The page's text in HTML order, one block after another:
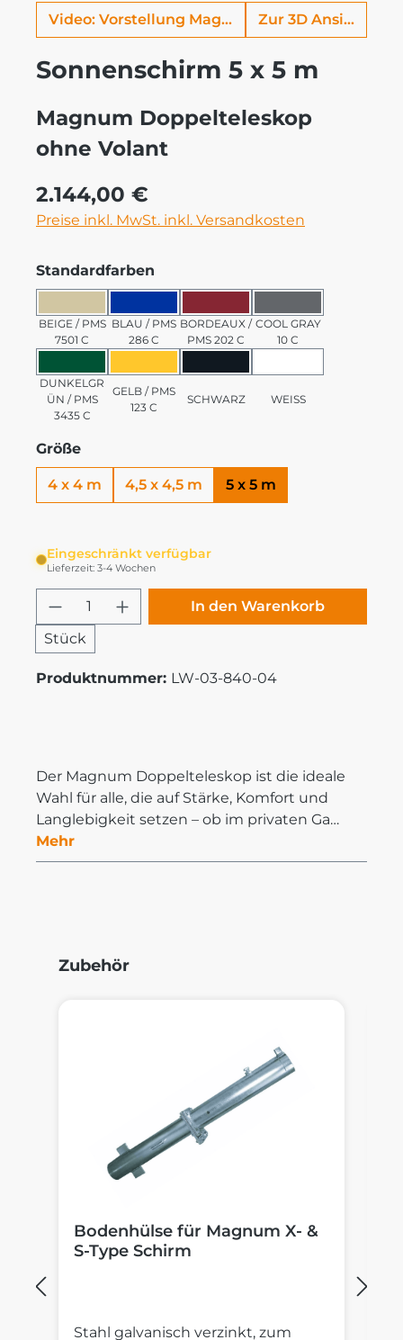
Video: Vorstellung Magnum Zur 3D Ansicht
Sonnenschirm 5 x 5 m
Magnum Doppelteleskop
ohne Volant
Regulärer Preis:
2.144,00 €
Preise inkl. MwSt. inkl. Versandkosten
Standardfarben
BEIGE / PMS 7501 C
BEIGE / PMS
7501 C
BLAU / PMS 286 C
BLAU / PMS
286 C
BORDEAUX / PMS 202 C
BORDEAUX /
PMS 202 C
COOL GRAY 10 C
COOL GRAY
10 C
DUNKELGRÜN / PMS 3435 C
DUNKELGR
ÜN / PMS
3435 C
GELB / PMS 123 C
GELB / PMS
123 C
SCHWARZ
SCHWARZ
WEISS
WEISS
Größe
4 x 4 m 4,5 x 4,5 m 5 x 5 m
Eingeschränkt verfügbar
Lieferzeit: 3-4 Wochen
Produkt Anzahl: Gib den
Stück
In den Warenkorb
Produktnummer: LW-03-840-04
Der Magnum Doppelteleskop ist die ideale
Wahl für alle, die auf Stärke, Komfort und
Langlebigkeit setzen – ob im privaten Ga…
Mehr
Produktgalerie überspringen
Zubehör
Bodenhülse für Magnum X- &
S-Type Schirm
Stahl galvanisch verzinkt, zum